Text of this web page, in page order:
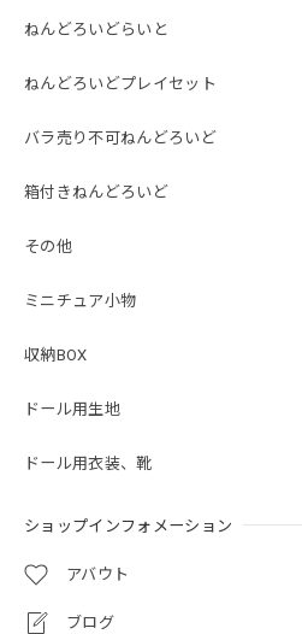
ねんどろいどらいと
ねんどろいどプレイセット
バラ売り不可ねんどろいど
箱付きねんどろいど
その他
ミニチュア小物
収納BOX
ドール用生地
ドール用衣装、靴
ショップインフォメーション
アバウト
ブログ